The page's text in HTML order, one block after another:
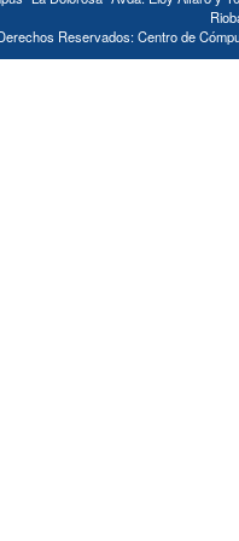
Reservados: Centro de